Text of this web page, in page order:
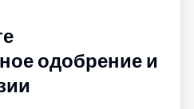
одобрение и